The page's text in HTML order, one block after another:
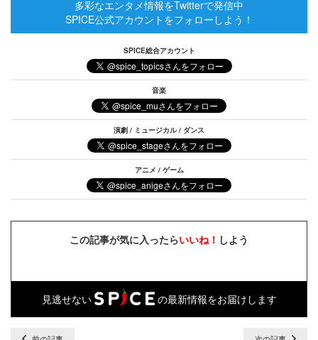
多彩なエンタメ情報をTwitterで発信中
SPICE公式アカウントをフォローしよう！
SPICE総合アカウント
音楽
演劇 / ミュージカル / ダンス
アニメ / ゲーム
この記事が気に入ったらいいね！ しよう
見逃せない の最新情報をお届けします